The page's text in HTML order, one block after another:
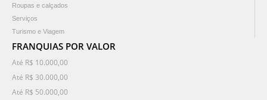
Roupas e calçados
Serviços
Turismo e Viagem
FRANQUIAS POR VALOR
Até R$ 10.000,00
Até R$ 30.000,00
Até R$ 50.000,00